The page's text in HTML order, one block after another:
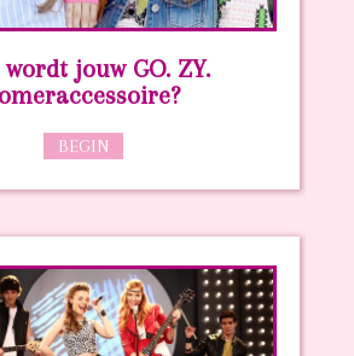
jouw GO. ZY.
BEGIN